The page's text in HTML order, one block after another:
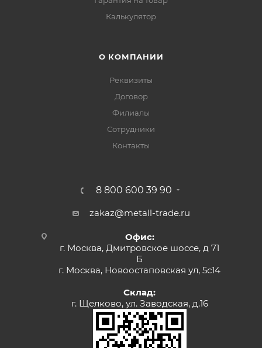
Калькулятор
О КОМПАНИИ
Реквизиты
Договор
Филиалы
Сотрудники
Контакты
8 800 600 39 90
zakaz@metall-trade.ru
Офис:
г. Москва, Дмитровское шоссе, д 71
Б
г. Москва, Новоостаповская ул, 5с14
Склад:
г. Щелково, ул. Заводская, д.16